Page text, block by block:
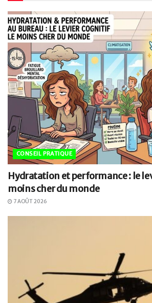
CONSEIL PRATIQUE
Hydratation et performance : le
moins cher du monde
7 AOÛT 2026